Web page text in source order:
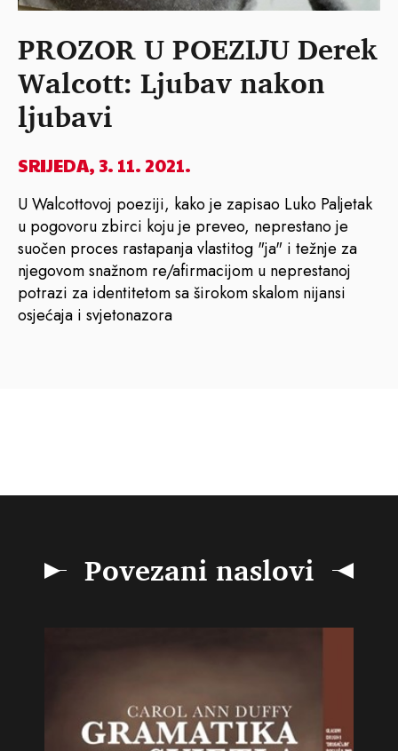
PROZOR U POEZIJU Derek
Walcott: Ljubav nakon
ljubavi
SRIJEDA, 3. 11. 2021.
U Walcottovoj poeziji, kako je zapisao Luko Paljetak
u pogovoru zbirci koju je preveo, neprestano je
suočen proces rastapanja vlastitog "ja" i težnje za
njegovom snažnom re/afirmacijom u neprestanoj
potrazi za identitetom sa širokom skalom nijansi
osjećaja i svjetonazora
Povezani naslovi